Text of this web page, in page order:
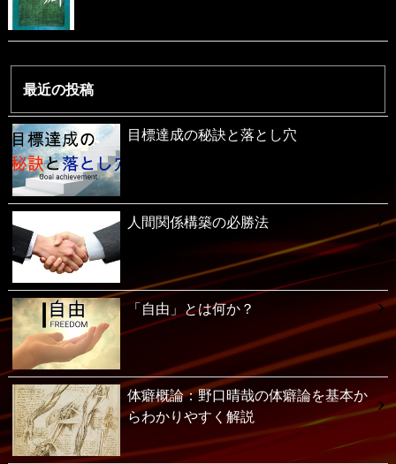
最近の投稿
目標達成の秘訣と落とし穴
人間関係構築の必勝法
「自由」とは何か？
体癖概論：野口晴哉の体癖論を基本か
らわかりやすく解説